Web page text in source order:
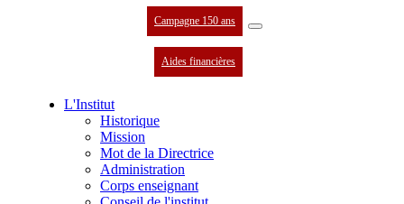
Campagne 150 ans
Aides financières
L'Institut
Historique
Mission
Mot de la Directrice
Administration
Corps enseignant